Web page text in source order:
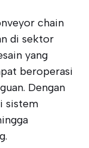
chain
di sektor
yang
beroperasi
Dengan
sistem